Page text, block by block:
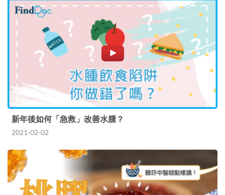
新年後如何「急救」改善水腫？
2021-02-02